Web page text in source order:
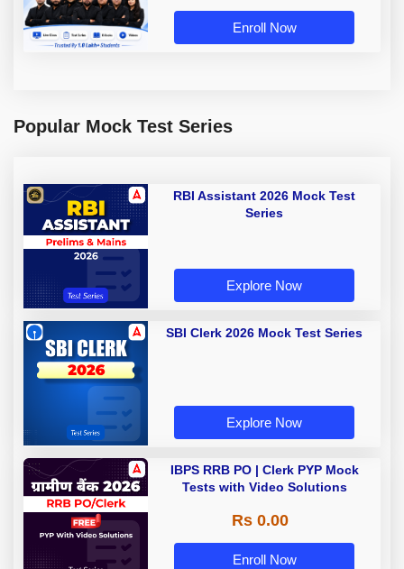
Enroll Now
Popular Mock Test Series
RBI Assistant 2026 Mock Test
Series
Explore Now
SBI Clerk 2026 Mock Test Series
Explore Now
IBPS RRB PO | Clerk PYP Mock
Tests with Video Solutions
Rs 0.00
Enroll Now